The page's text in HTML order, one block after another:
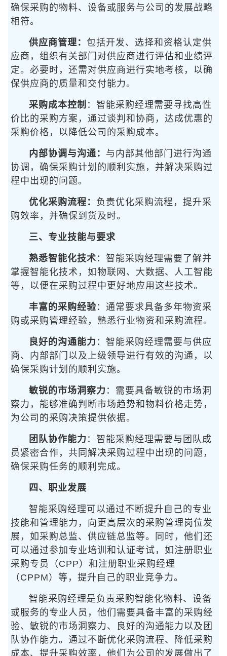
确保采购的物料、设备或服务与公司的发展战略
相符。
供应商管理： 包括开发、选择和资格认定供
应商，组织有关部门对供应商进行评估和业绩评
定。必要时，还需对供应商进行实地考核，以确
保供应商的质量和交付能力。
采购成本控制 ：智能采购经理需要寻找高性
价比的采购方案，通过谈判和协商，达成优惠的
采购价格，以降低公司的采购成本。
内部协调与沟通： 与内部其他部门进行沟通
协调，确保采购计划的顺利实施，并解决采购过
程中出现的问题。
优化采购流程： 负责优化采购流程，提升采
购效率，并确保到货及时。
三、专业技能与要求
熟悉智能化技术 ：智能采购经理需要了解并
掌握智能化技术，如物联网、大数据、人工智能
等，以便在采购过程中更好地应用这些技术。
丰富的采购经验：通常要求具备多年物资采
购或采购管理经验，熟悉行业物资和采购流程。
良好的沟通能力 ：智能采购经理需要与供应
商、内部部门以及上级领导进行有效的沟通，以
确保采购计划的顺利实施。
敏锐的市场洞察力 ：需要具备敏锐的市场洞
察力，能够准确判断市场趋势和物料价格走势，
为公司的采购决策提供依据。
团队协作能力 ：智能采购经理需要与团队成
员紧密合作，共同解决采购过程中出现的问题，
确保采购任务的顺利完成。
四、职业发展
智能采购经理可以通过不断提升自己的专业
技能和管理能力，向更高层次的采购管理岗位发
展，如采购总监、供应链总监等。同时，他们还
可以通过参加专业培训和认证考试，如注册职业
采购专员（CPP）和注册职业采购经理
（CPPM）等，提升自己的职业竞争力。
智能采购经理是负责采购智能化物料、设备
或服务的专业人员，他们需要具备丰富的采购经
验、敏锐的市场洞察力、良好的沟通能力以及团
队协作能力。通过不断优化采购流程、降低采购
成本、提升采购效率，他们为公司的发展做出了